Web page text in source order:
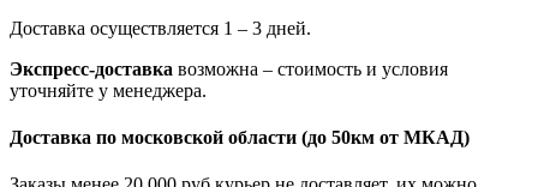
Доставка осуществляется 1 – 3 дней.
Экспресс-доставка возможна – стоимость и условия
уточняйте у менеджера.
Доставка по московской области (до 50км от МКАД)